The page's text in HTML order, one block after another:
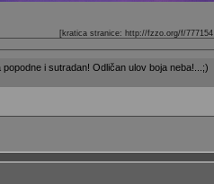
[kratica stranice: http://fzzo.org/f/777154
i sutradan! Odličan ulov boja neba!...;)